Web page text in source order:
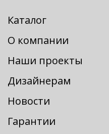
Каталог
О компании
Наши проекты
Дизайнерам
Новости
Гарантии